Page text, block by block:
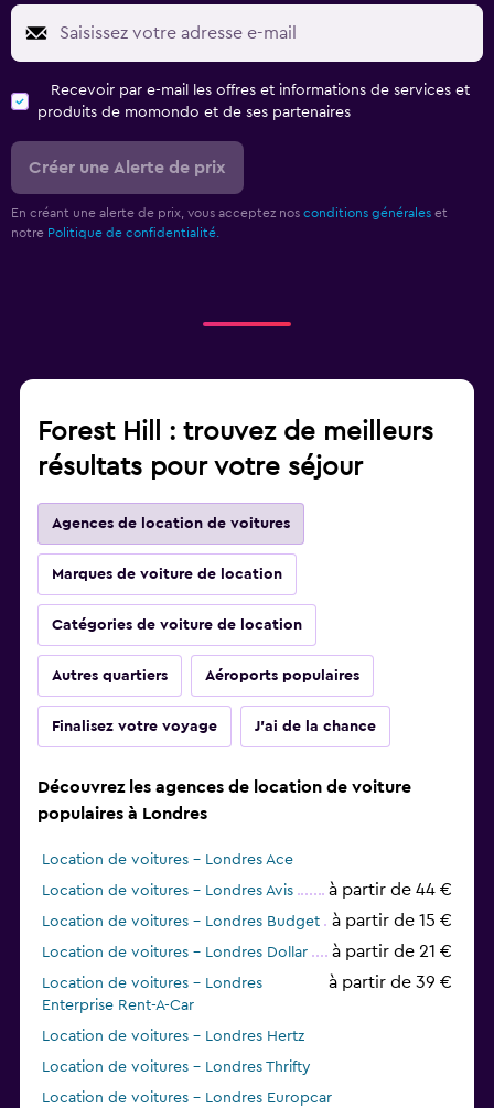
Recevoir par e-mail les offres et informations de services et
produits de momondo et de ses partenaires
Créer une Alerte de prix
En créant une alerte de prix, vous acceptez nos conditions générales et
notre Politique de confidentialité.
Forest Hill : trouvez de meilleurs
résultats pour votre séjour
Agences de location de voitures
Marques de voiture de location
Catégories de voiture de location
Autres quartiers Aéroports populaires
Finalisez votre voyage J'ai de la chance
Découvrez les agences de location de voiture
populaires à Londres
Location de voitures - Londres Ace
Location de voitures - Londres Avis
à partir de 44 €
Location de voitures - Londres Budget à partir de 15 €
Location de voitures - Londres Dollar à partir de 21 €
Location de voitures - Londres
Enterprise Rent-A-Car
à partir de 39 €
Location de voitures - Londres Hertz
Location de voitures - Londres Thrifty
Location de voitures - Londres Europcar